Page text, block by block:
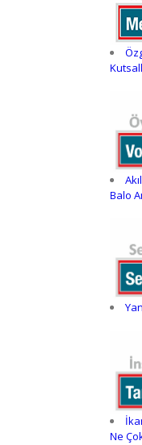
Balo
Ne